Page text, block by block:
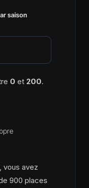
saison
0 et 200.
vous avez
900 places